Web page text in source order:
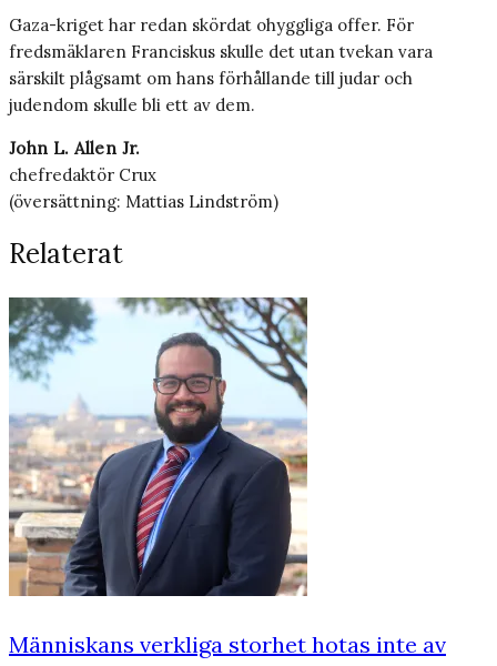
Gaza-kriget har redan skördat ohyggliga offer. För
fredsmäklaren Franciskus skulle det utan tvekan vara
särskilt plågsamt om hans förhållande till judar och
judendom skulle bli ett av dem.
John L. Allen Jr.
chefredaktör Crux
(översättning: Mattias Lindström)
Relaterat
Människans verkliga storhet hotas inte av